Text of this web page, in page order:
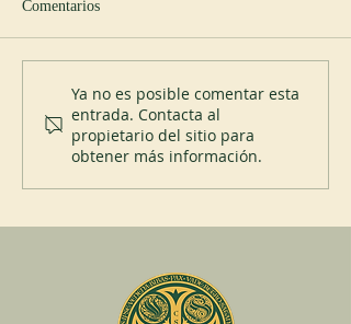
Nuevo abad en Spencer
Comentarios
Ya no es posible comentar esta
entrada. Contacta al
propietario del sitio para
obtener más información.